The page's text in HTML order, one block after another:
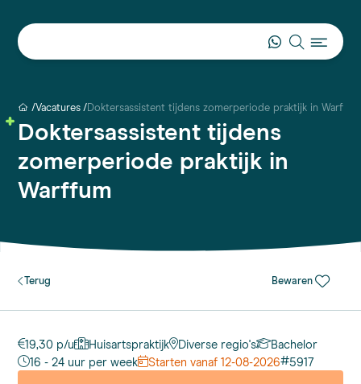
Vacatures Doktersassistent tijdens zomerperiode praktijk in Warffum
Doktersassistent tijdens
zomerperiode praktijk in
Warffum
Terug Bewaren
19,30 p/u Huisartspraktijk Diverse regio's
Bachelor
16 - 24 uur per week
Starten vanaf 12-08-2026#5917